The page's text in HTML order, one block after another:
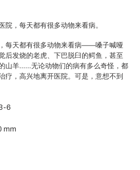
院，每天都有很多动物来看病。
每天都有很多动物来看病——嗓子喊哑
后发烧的老虎、下巴脱臼的鳄鱼，甚至
山羊……无论动物们的病有多么奇怪，都
疗，高兴地离开医院。可是，意想不到
6
mm